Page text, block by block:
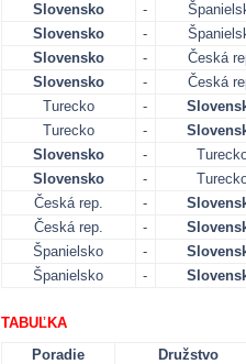
Slovensko -
Slovensko
-
Slovensko
-
Česká
Slovensko
-
Česká
Turecko
-
Turecko
-
Slovensko
-
Slovensko
-
Česká rep.
-
Česká rep.
-
Španielsko
-
Španielsko
-
TABUĽKA
Poradie
Družstvo